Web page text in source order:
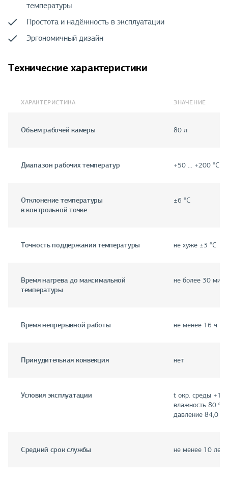
температуры
Простота и надёжность в эксплуатации
Эргономичный дизайн
Технические характеристики
ХАРАКТЕРИСТИКА ЗНАЧЕНИЕ
Объём рабочей камеры 80 л
Диапазон рабочих температур +50 … +200 °С
Отклонение температуры
в контрольной точке
±6 °С
Точность поддержания температуры не хуже ±3 °С
Время нагрева до максимальной
температуры
не более 30 мин
Время непрерывной работы не менее 16 ч
Принудительная конвекция нет
Условия эксплуатации
t окр. среды +10
влажность 80 %,
давление 84,0 …
Средний срок службы не менее 10 лет